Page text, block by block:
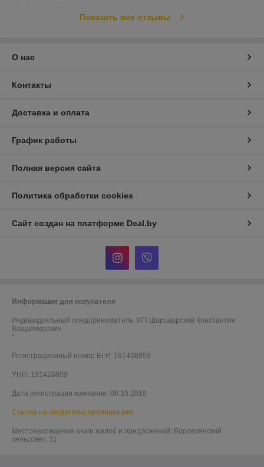
Показать все отзывы
О нас
Контакты
Доставка и оплата
График работы
Полная версия сайта
Политика обработки cookies
Сайт создан на платформе Deal.by
Информация для покупателя
Индивидуальный предприниматель: ИП Шароварский Константин
Владимирович
*
Регистрационный номер ЕГР: 191428859
УНП: 191428859
Дата регистрации компании: 08.10.2010
Ссылка на свидетельство/лицензию
Местонахождение книги жалоб и предложений: Боровлянский
сельсовет, 31